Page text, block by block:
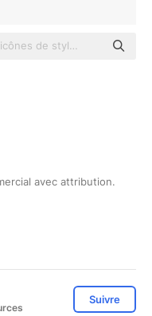
avec attribution.
Suivre